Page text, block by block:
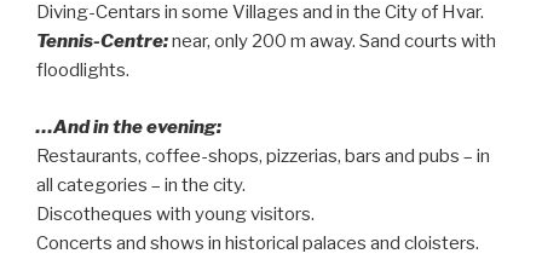
Diving-Centars in some Villages and in the City of Hvar.
Tennis-Centre:near, only 200 m away. Sand courts with
floodlights.
…And in the evening:
Restaurants, coffee-shops, pizzerias, bars and pubs – in
all categories – in the city.
Discotheques with young visitors.
Concerts and shows in historical palaces and cloisters.